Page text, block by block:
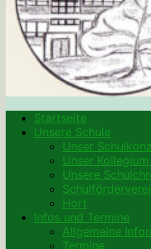
Startseite
Unsere Schule
Unser
Unser
Unsere
Hort
Infos und Termine
Allgemeine
Termine